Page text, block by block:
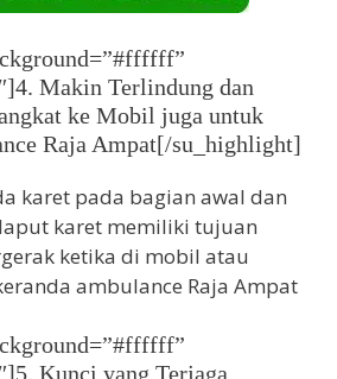
Makin Terlindung dan
ke Mobil juga untuk
Raja Ampat[/su_highlight]
karet pada bagian awal dan
karet memiliki tujuan
ketika di mobil atau
ambulance Raja Ampat
Kunci yang Terjaga